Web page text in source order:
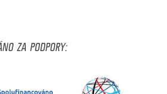
ZA PODPORY: